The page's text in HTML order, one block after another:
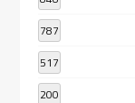
787
517
200